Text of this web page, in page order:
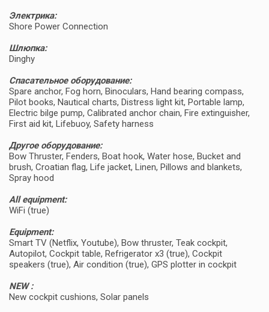
Электрика:
Shore Power Connection
Шлюпка:
Dinghy
Спасательное оборудование:
Spare anchor, Fog horn, Binoculars, Hand bearing compass,
Pilot books, Nautical charts, Distress light kit, Portable lamp,
Electric bilge pump, Calibrated anchor chain, Fire extinguisher,
First aid kit, Lifebuoy, Safety harness
Другое оборудование:
Bow Thruster, Fenders, Boat hook, Water hose, Bucket and
brush, Croatian flag, Life jacket, Linen, Pillows and blankets,
Spray hood
All equipment:
WiFi (true)
Equipment:
Smart TV (Netflix, Youtube), Bow thruster, Teak cockpit,
Autopilot, Cockpit table, Refrigerator x3 (true), Cockpit
speakers (true), Air condition (true), GPS plotter in cockpit
NEW :
New cockpit cushions, Solar panels